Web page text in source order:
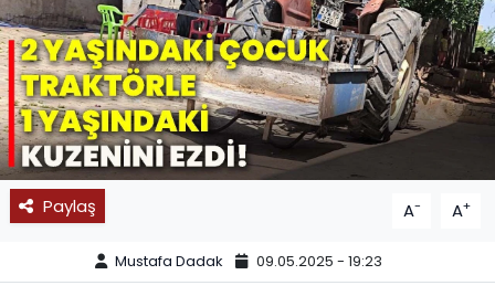
Paylaş A- A+
Mustafa Dadak 09.05.2025 - 19:23